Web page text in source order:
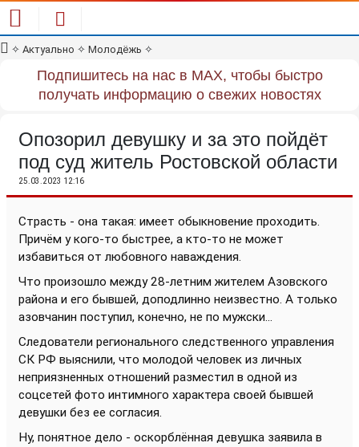
✧ Актуально ✧ Молодёжь ✧
Подпишитесь на нас в MAX, чтобы быстро
получать информацию о свежих новостях
Опозорил девушку и за это пойдёт
под суд житель Ростовской области
25.03.2023 12:16
Страсть - она такая: имеет обыкновение проходить.
Причём у кого-то быстрее, а кто-то не может
избавиться от любовного наваждения.
Что произошло между 28-летним жителем Азовского
района и его бывшей, доподлинно неизвестно. А только
азовчанин поступил, конечно, не по мужски...
Следователи регионального следственного управления
СК РФ выяснили, что молодой человек из личных
неприязненных отношений разместил в одной из
соцсетей фото интимного характера своей бывшей
девушки без ее согласия.
Ну, понятное дело - оскорблённая девушка заявила в